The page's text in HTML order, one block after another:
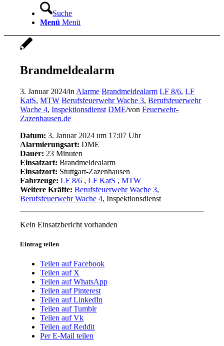
Suche
Menü Menü
Brandmeldealarm
3. Januar 2024/in Alarme Brandmeldealarm LF 8/6,LF
KatS,MTW Berufsfeuerwehr Wache 3,Berufsfeuerwehr
Wache 4,Inspektionsdienst DME/vonFeuerwehr-
Zazenhausen.de
Datum: 3. Januar 2024 um 17:07 Uhr
Alarmierungsart: DME
Dauer: 23 Minuten
Einsatzart: Brandmeldealarm
Einsatzort: Stuttgart-Zazenhausen
Fahrzeuge: LF 8/6 ,LF KatS ,MTW
Weitere Kräfte: Berufsfeuerwehr Wache 3,
Berufsfeuerwehr Wache 4, Inspektionsdienst
Kein Einsatzbericht vorhanden
Eintrag teilen
Teilen auf Facebook
Teilen auf X
Teilen auf WhatsApp
Teilen auf Pinterest
Teilen auf LinkedIn
Teilen auf Tumblr
Teilen auf Vk
Teilen auf Reddit
Per E-Mail teilen